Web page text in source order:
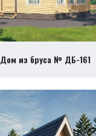
Дом из бруса № ДБ-161